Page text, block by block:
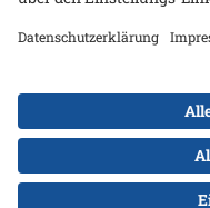
Ansprechpartner
Alle Preise exkl.
Versandkostenund
nicht